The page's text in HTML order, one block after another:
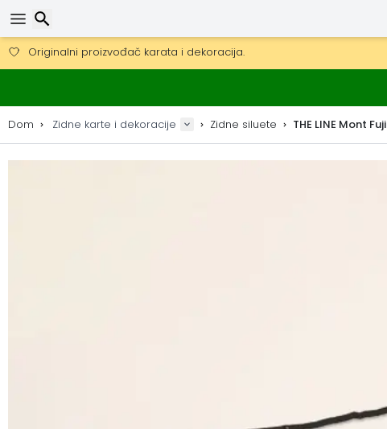
Besplatna dostava za narudžbe iznad 149 €.
Mogućnost slanja DHL Expressom (dostava unutar 24 sata)
Dom Zidne karte i dekoracije Zidne siluete THE LINE Mont Fuji